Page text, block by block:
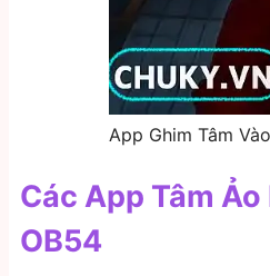
App Ghim Tâm
Các App Tâm
OB54